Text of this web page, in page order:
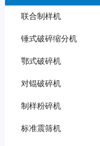
联合制样机
锤式破碎缩分机
鄂式破碎机
对锟破碎机
制样粉碎机
标准震筛机